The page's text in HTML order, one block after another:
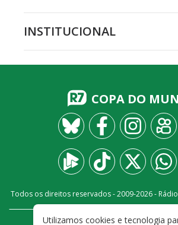
INSTITUCIONAL
COPA DO
Todos os direitos reservados - 2009-2026- Rádio
Utilizamos cookies e tecnologia